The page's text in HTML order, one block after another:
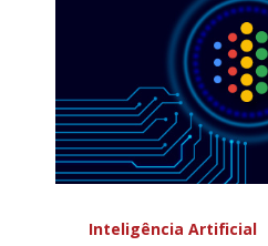
Inteligência Artificial